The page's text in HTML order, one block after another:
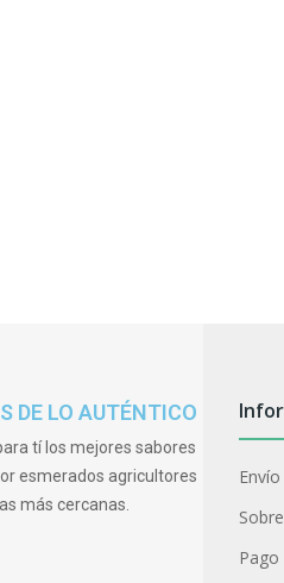
DE LO AUTÉNTICO
tí los mejores sabores
esmerados agricultores
más cercanas.
Envío
Pago